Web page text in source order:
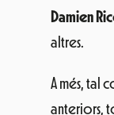
Damien
altres.
A més, tal
anteriors,